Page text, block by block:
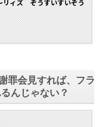
リィズ ぞうすいすいぞう
罪会見すれば、フラ
んじゃない？